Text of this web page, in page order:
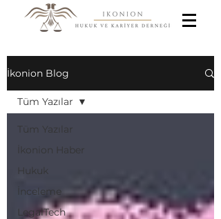
İkonion Blog
Tüm Yazılar
İkonion Haber
Hukuk
İnceleme
LegalTech
Tüm Yazılar